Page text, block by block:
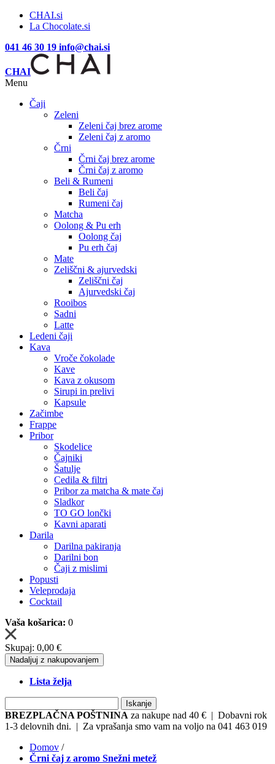
CHAI.si
La Chocolate.si
041 46 30 19 info@chai.si
CHAI
Menu
Čaji
Zeleni
Zeleni čaj brez arome
Zeleni čaj z aromo
Črni
Črni čaj brez arome
Črni čaj z aromo
Beli & Rumeni
Beli čaj
Rumeni čaj
Matcha
Oolong & Pu erh
Oolong čaj
Pu erh čaj
Mate
Zeliščni & ajurvedski
Zeliščni čaj
Ajurvedski čaj
Rooibos
Sadni
Latte
Ledeni čaji
Kava
Vroče čokolade
Kave
Kava z okusom
Sirupi in prelivi
Kapsule
Začimbe
Frappe
Pribor
Skodelice
Čajniki
Šatulje
Cedila & filtri
Pribor za matcha & mate čaj
Sladkor
TO GO lončki
Kavni aparati
Darila
Darilna pakiranja
Darilni bon
Čaji z mislimi
Popusti
Veleprodaja
Cocktail
Vaša košarica: 0
Skupaj: 0,00 €
Nadaljuj z nakupovanjem
Lista želja
Iskanje
BREZPLAČNA POŠTNINA za nakupe nad 40 € | Dobavni rok
1-3 delovnih dni. | Za vprašanja smo vam na voljo na 041 463 019
Domov /
Črni čaj z aromo Snežni metež